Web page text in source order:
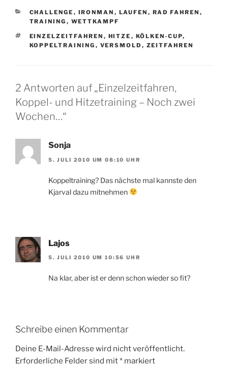
KATEGORIEN
CHALLENGE , IRONMAN , LAUFEN , RAD FAHREN ,
TRAINING , WETTKAMPF
SCHLAGWÖRTER
EINZELZEITFAHREN , HITZE , KÖLKEN-CUP,
KOPPELTRAINING , VERSMOLD , ZEITFAHREN
2 Antworten auf „Einzelzeitfahren,
Koppel- und Hitzetraining – Noch zwei
Wochen…“
Sonja
5. JULI 2010 UM 08:10 UHR
Koppeltraining? Das nächste mal kannste den
Kjarval dazu mitnehmen
Lajos
5. JULI 2010 UM 10:56 UHR
Na klar, aber ist er denn schon wieder so fit?
Schreibe einen Kommentar
Deine E-Mail-Adresse wird nicht veröffentlicht.
Erforderliche Felder sind mit* markiert